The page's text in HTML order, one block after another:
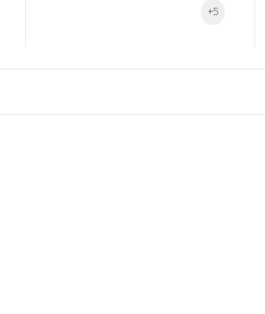
+5